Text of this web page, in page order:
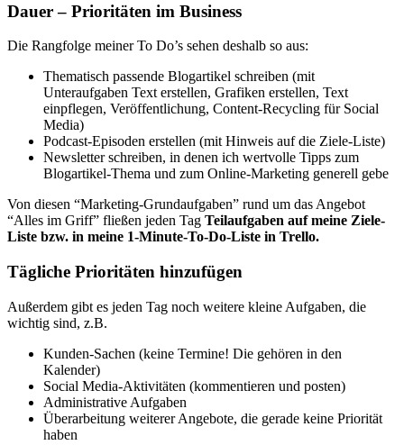
Dauer – Prioritäten im Business
Die Rangfolge meiner To Do’s sehen deshalb so aus:
Thematisch passende Blogartikel schreiben (mit
Unteraufgaben Text erstellen, Grafiken erstellen, Text
einpflegen, Veröffentlichung, Content-Recycling für Social
Media)
Podcast-Episoden erstellen (mit Hinweis auf die Ziele-Liste)
Newsletter schreiben, in denen ich wertvolle Tipps zum
Blogartikel-Thema und zum Online-Marketing generell gebe
Von diesen “Marketing-Grundaufgaben” rund um das Angebot
“Alles im Griff” fließen jeden Tag Teilaufgaben auf meine Ziele-
Liste bzw. in meine 1-Minute-To-Do-Liste in Trello.
Tägliche Prioritäten hinzufügen
Außerdem gibt es jeden Tag noch weitere kleine Aufgaben, die
wichtig sind, z.B.
Kunden-Sachen (keine Termine! Die gehören in den
Kalender)
Social Media-Aktivitäten (kommentieren und posten)
Administrative Aufgaben
Überarbeitung weiterer Angebote, die gerade keine Priorität
haben